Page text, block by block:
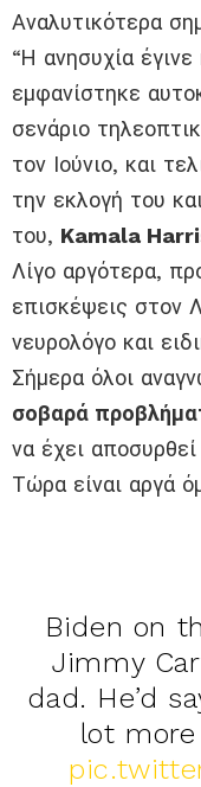
Αναλυτικότερα
“Η ανησυχία
εμφανίστηκε
σενάριο
τον Ιούνιο, και
την εκλογή του
του, Kamala
Λίγο αργότερα,
επισκέψεις στον
νευρολόγο και
Σήμερα όλοι
σοβαρά
να έχει
Τώρα είναι αργά
Biden on
Jimmy
dad. He’d
lot more